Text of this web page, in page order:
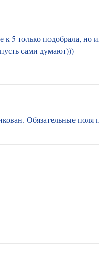
5 только подобрала,
сами думают)))
Обязательные